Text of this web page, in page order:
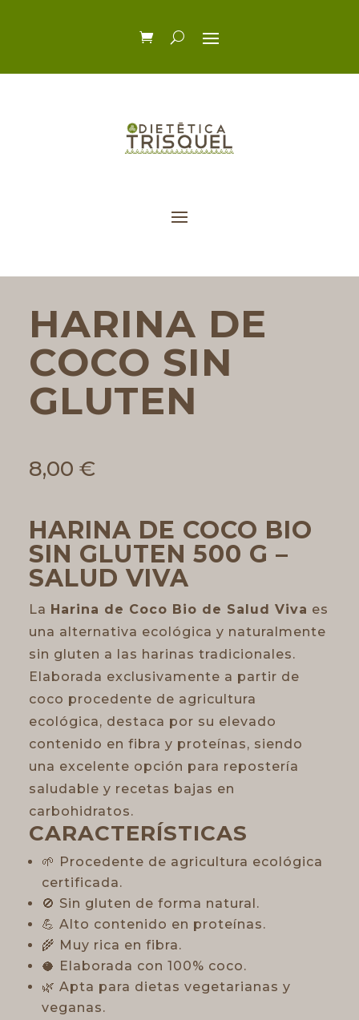
HARINA DE
COCO SIN
GLUTEN
8,00 €
HARINA DE COCO BIO
SIN GLUTEN 500 G –
SALUD VIVA
La Harina de Coco Bio de Salud Viva es
una alternativa ecológica y naturalmente
sin gluten a las harinas tradicionales.
Elaborada exclusivamente a partir de
coco procedente de agricultura
ecológica, destaca por su elevado
contenido en fibra y proteínas, siendo
una excelente opción para repostería
saludable y recetas bajas en
carbohidratos.
CARACTERÍSTICAS
🌱 Procedente de agricultura ecológica
certificada.
🚫 Sin gluten de forma natural.
💪 Alto contenido en proteínas.
🌾 Muy rica en fibra.
🥥 Elaborada con 100% coco.
🌿 Apta para dietas vegetarianas y
veganas.